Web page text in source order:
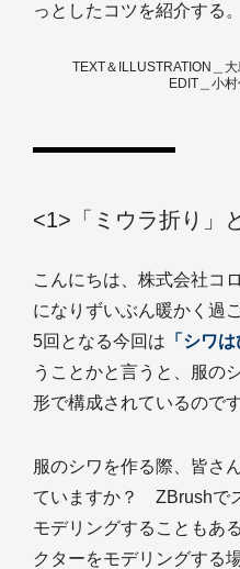
っとしたコツを紹介する。
TEXT＆ILLUSTRATION＿
EDIT＿小
<1>「ミウラ折り」
こんにちは、株式会社コ
になりずいぶん暖かく過
5回となる今回は 「シワ
うことかと言うと、服の
形で構成されているのです
服のシワを作る際、皆さ
ていますか？ ZBrushで
モデリングすることもあ
クターをモデリングする